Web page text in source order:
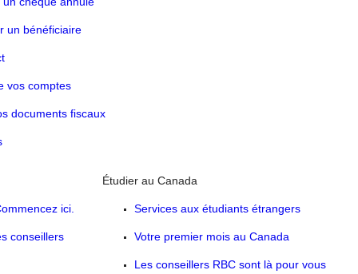
un bénéficiaire
vos comptes
documents fiscaux
ici.
conseillers
Étudier au Canada
Services aux étudiants étrangers
Votre premier mois au Canada
Les conseillers RBC sont là pour vous